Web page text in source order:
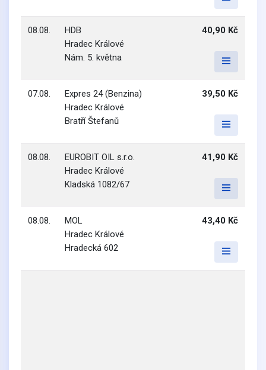
08.08.
HDB
Hradec Králové
Nám. 5. května
40,90 Kč
07.08.
Expres 24 (Benzina)
Hradec Králové
Bratří Štefanů
39,50 Kč
08.08.
EUROBIT OIL s.r.o.
Hradec Králové
Kladská 1082/67
41,90 Kč
08.08.
MOL
Hradec Králové
Hradecká 602
43,40 Kč